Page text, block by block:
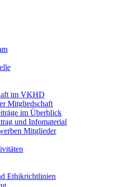
im VKHD
Mitgliedschaft
im Überblick
und Infomaterial
Mitglieder
Ethikrichtlinien